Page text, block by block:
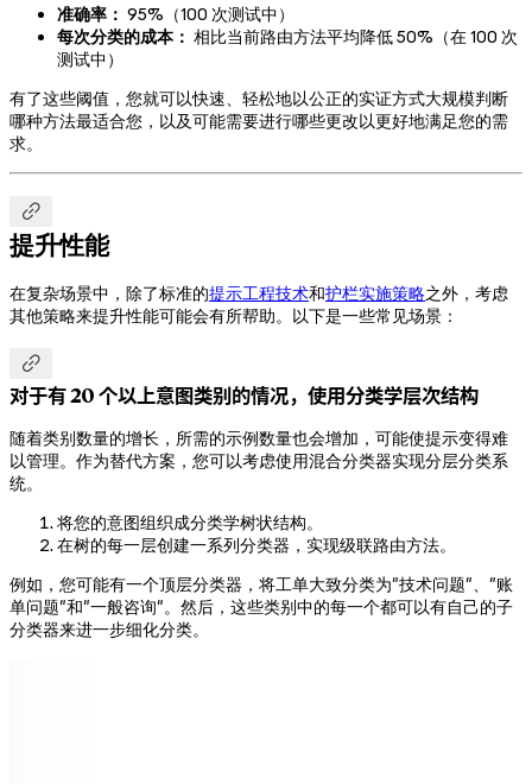
准确率： 95%（100 次测试中）
每次分类的成本： 相比当前路由方法平均降低 50%（在 100 次
测试中）
有了这些阈值，您就可以快速、轻松地以公正的实证方式大规模判断
哪种方法最适合您，以及可能需要进行哪些更改以更好地满足您的需
求。

提升性能
在复杂场景中，除了标准的提示工程技术和护栏实施策略之外，考虑
其他策略来提升性能可能会有所帮助。以下是一些常见场景：

对于有 20 个以上意图类别的情况，使用分类学层次结构
随着类别数量的增长，所需的示例数量也会增加，可能使提示变得难
以管理。作为替代方案，您可以考虑使用混合分类器实现分层分类系
统。
将您的意图组织成分类学树状结构。
在树的每一层创建一系列分类器，实现级联路由方法。
例如，您可能有一个顶层分类器，将工单大致分类为"技术问题"、"账
单问题"和"一般咨询"。然后，这些类别中的每一个都可以有自己的子
分类器来进一步细化分类。